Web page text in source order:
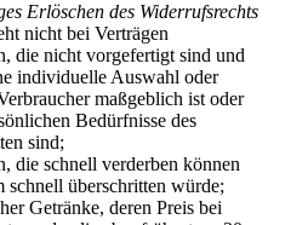
Erlöschen des Widerrufsrechts
nicht bei Verträgen
die nicht vorgefertigt sind und
individuelle Auswahl oder
maßgeblich ist oder
Bedürfnisse des
sind;
die schnell verderben können
schnell überschritten würde;
Getränke, deren Preis bei